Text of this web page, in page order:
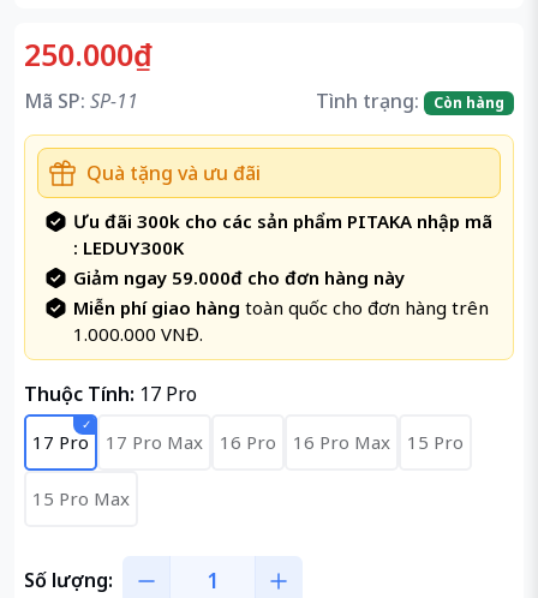
250.000₫
Mã SP: SP-11 Tình trạng: Còn hàng
Quà tặng và ưu đãi
Ưu đãi 300k cho các sản phẩm PITAKA nhập mã
: LEDUY300K
Giảm ngay 59.000đ cho đơn hàng này
Miễn phí giao hàng toàn quốc cho đơn hàng trên
1.000.000 VNĐ.
Thuộc Tính: 17 Pro
17 Pro 17 Pro Max 16 Pro 16 Pro Max 15 Pro
15 Pro Max
Số lượng: